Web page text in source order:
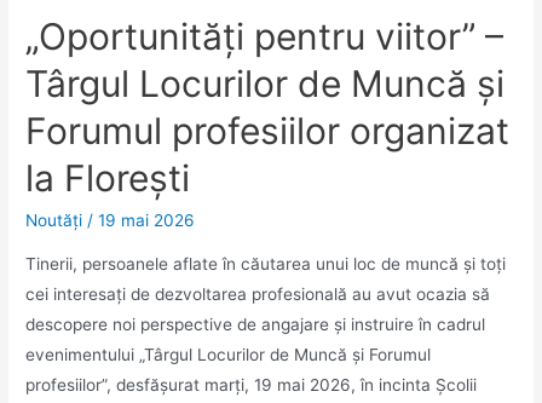
„Oportunități pentru viitor” –
Târgul Locurilor de Muncă și
Forumul profesiilor organizat
la Florești
Noutăţi /19 mai 2026
Tinerii, persoanele aflate în căutarea unui loc de muncă și toți
cei interesați de dezvoltarea profesională au avut ocazia să
descopere noi perspective de angajare și instruire în cadrul
evenimentului „Târgul Locurilor de Muncă și Forumul
profesiilor”, desfășurat marți, 19 mai 2026, în incinta Școlii